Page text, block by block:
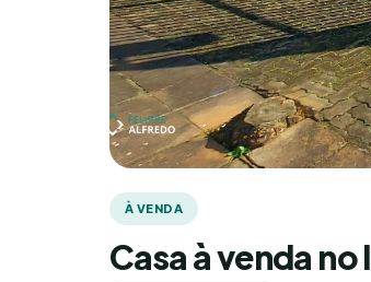
À VENDA
Casa à venda